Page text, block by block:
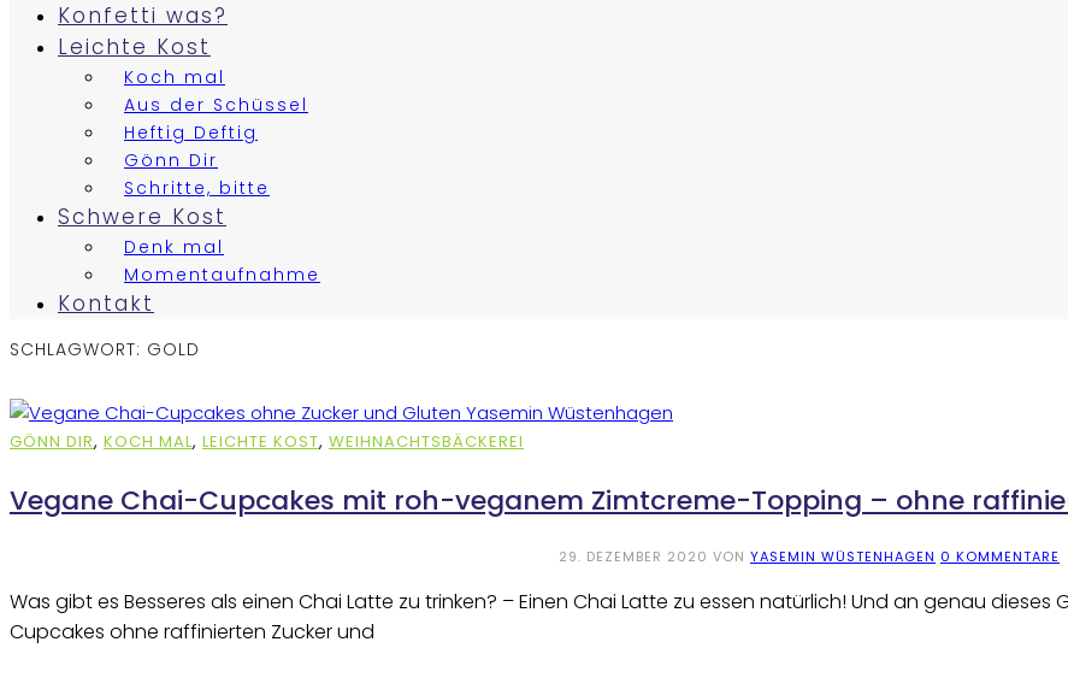
Konfetti was?
Leichte Kost
Koch mal
Aus der Schüssel
Heftig Deftig
Gönn Dir
Schritte, bitte
Schwere Kost
Denk mal
Momentaufnahme
Kontakt
SCHLAGWORT: GOLD
GÖNN DIR, KOCH MAL, LEICHTE KOST, WEIHNACHTSBÄCKEREI
Vegane Chai-Cupcakes mit roh-veganem Zimtcreme-Topping – ohne
29. DEZEMBER 2020 VON YASEMIN WÜSTENHAGEN 0 KOMMENTARE
Was gibt es Besseres als einen Chai Latte zu trinken? – Einen Chai Latte zu essen natürlich! Und an genau
Cupcakes ohne raffinierten Zucker und